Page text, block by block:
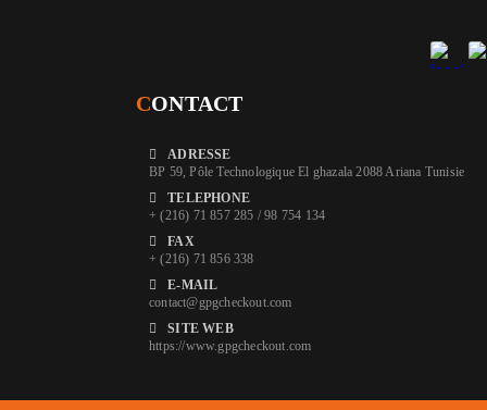
CONTACT
ADRESSE
BP 59, Pôle Technologique El ghazala 2088 Ariana Tunisie
TELEPHONE
+ (216) 71 857 285 / 98 754 134
FAX
+ (216) 71 856 338
E-MAIL
contact@gpgcheckout.com
SITE WEB
https://www.gpgcheckout.com